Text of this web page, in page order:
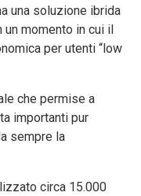
una soluzione ibrida
un momento in cui il
per utenti “low
che permise a
importanti pur
sempre la
circa 15.000